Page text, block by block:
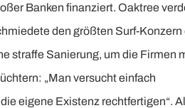
Banken finanziert. Oaktree
den größten Surf-Konzern
straffe Sanierung, um die Firmen
„Man versucht einfach
eigene Existenz rechtfertigen“.